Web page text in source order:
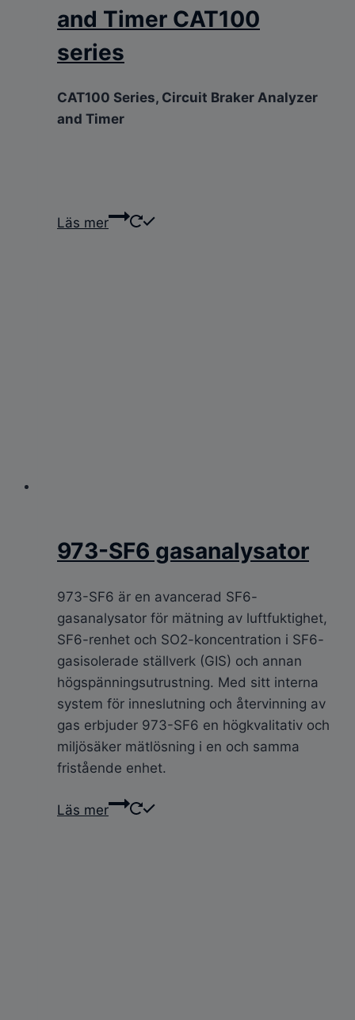
and Timer CAT100
series
CAT100 Series, Circuit Braker Analyzer
and Timer
Läs mer
973-SF6 gasanalysator
973-SF6 är en avancerad SF6-
gasanalysator för mätning av luftfuktighet,
SF6-renhet och SO2-koncentration i SF6-
gasisolerade ställverk (GIS) och annan
högspänningsutrustning. Med sitt interna
system för inneslutning och återvinning av
gas erbjuder 973-SF6 en högkvalitativ och
miljösäker mätlösning i en och samma
fristående enhet.
Läs mer